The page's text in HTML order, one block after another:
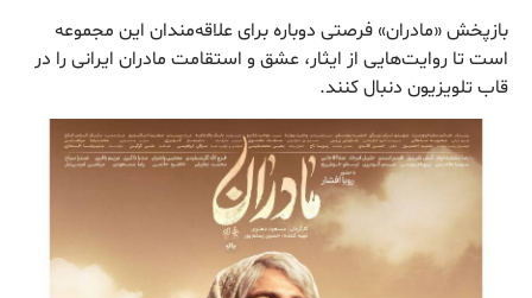
بازپخش «مادران» فرصتی دوباره برای علاقه‌مندان این مجموعه
است تا روایت‌هایی از ایثار، عشق و استقامت مادران ایرانی را در
قاب تلویزیون دنبال کنند.